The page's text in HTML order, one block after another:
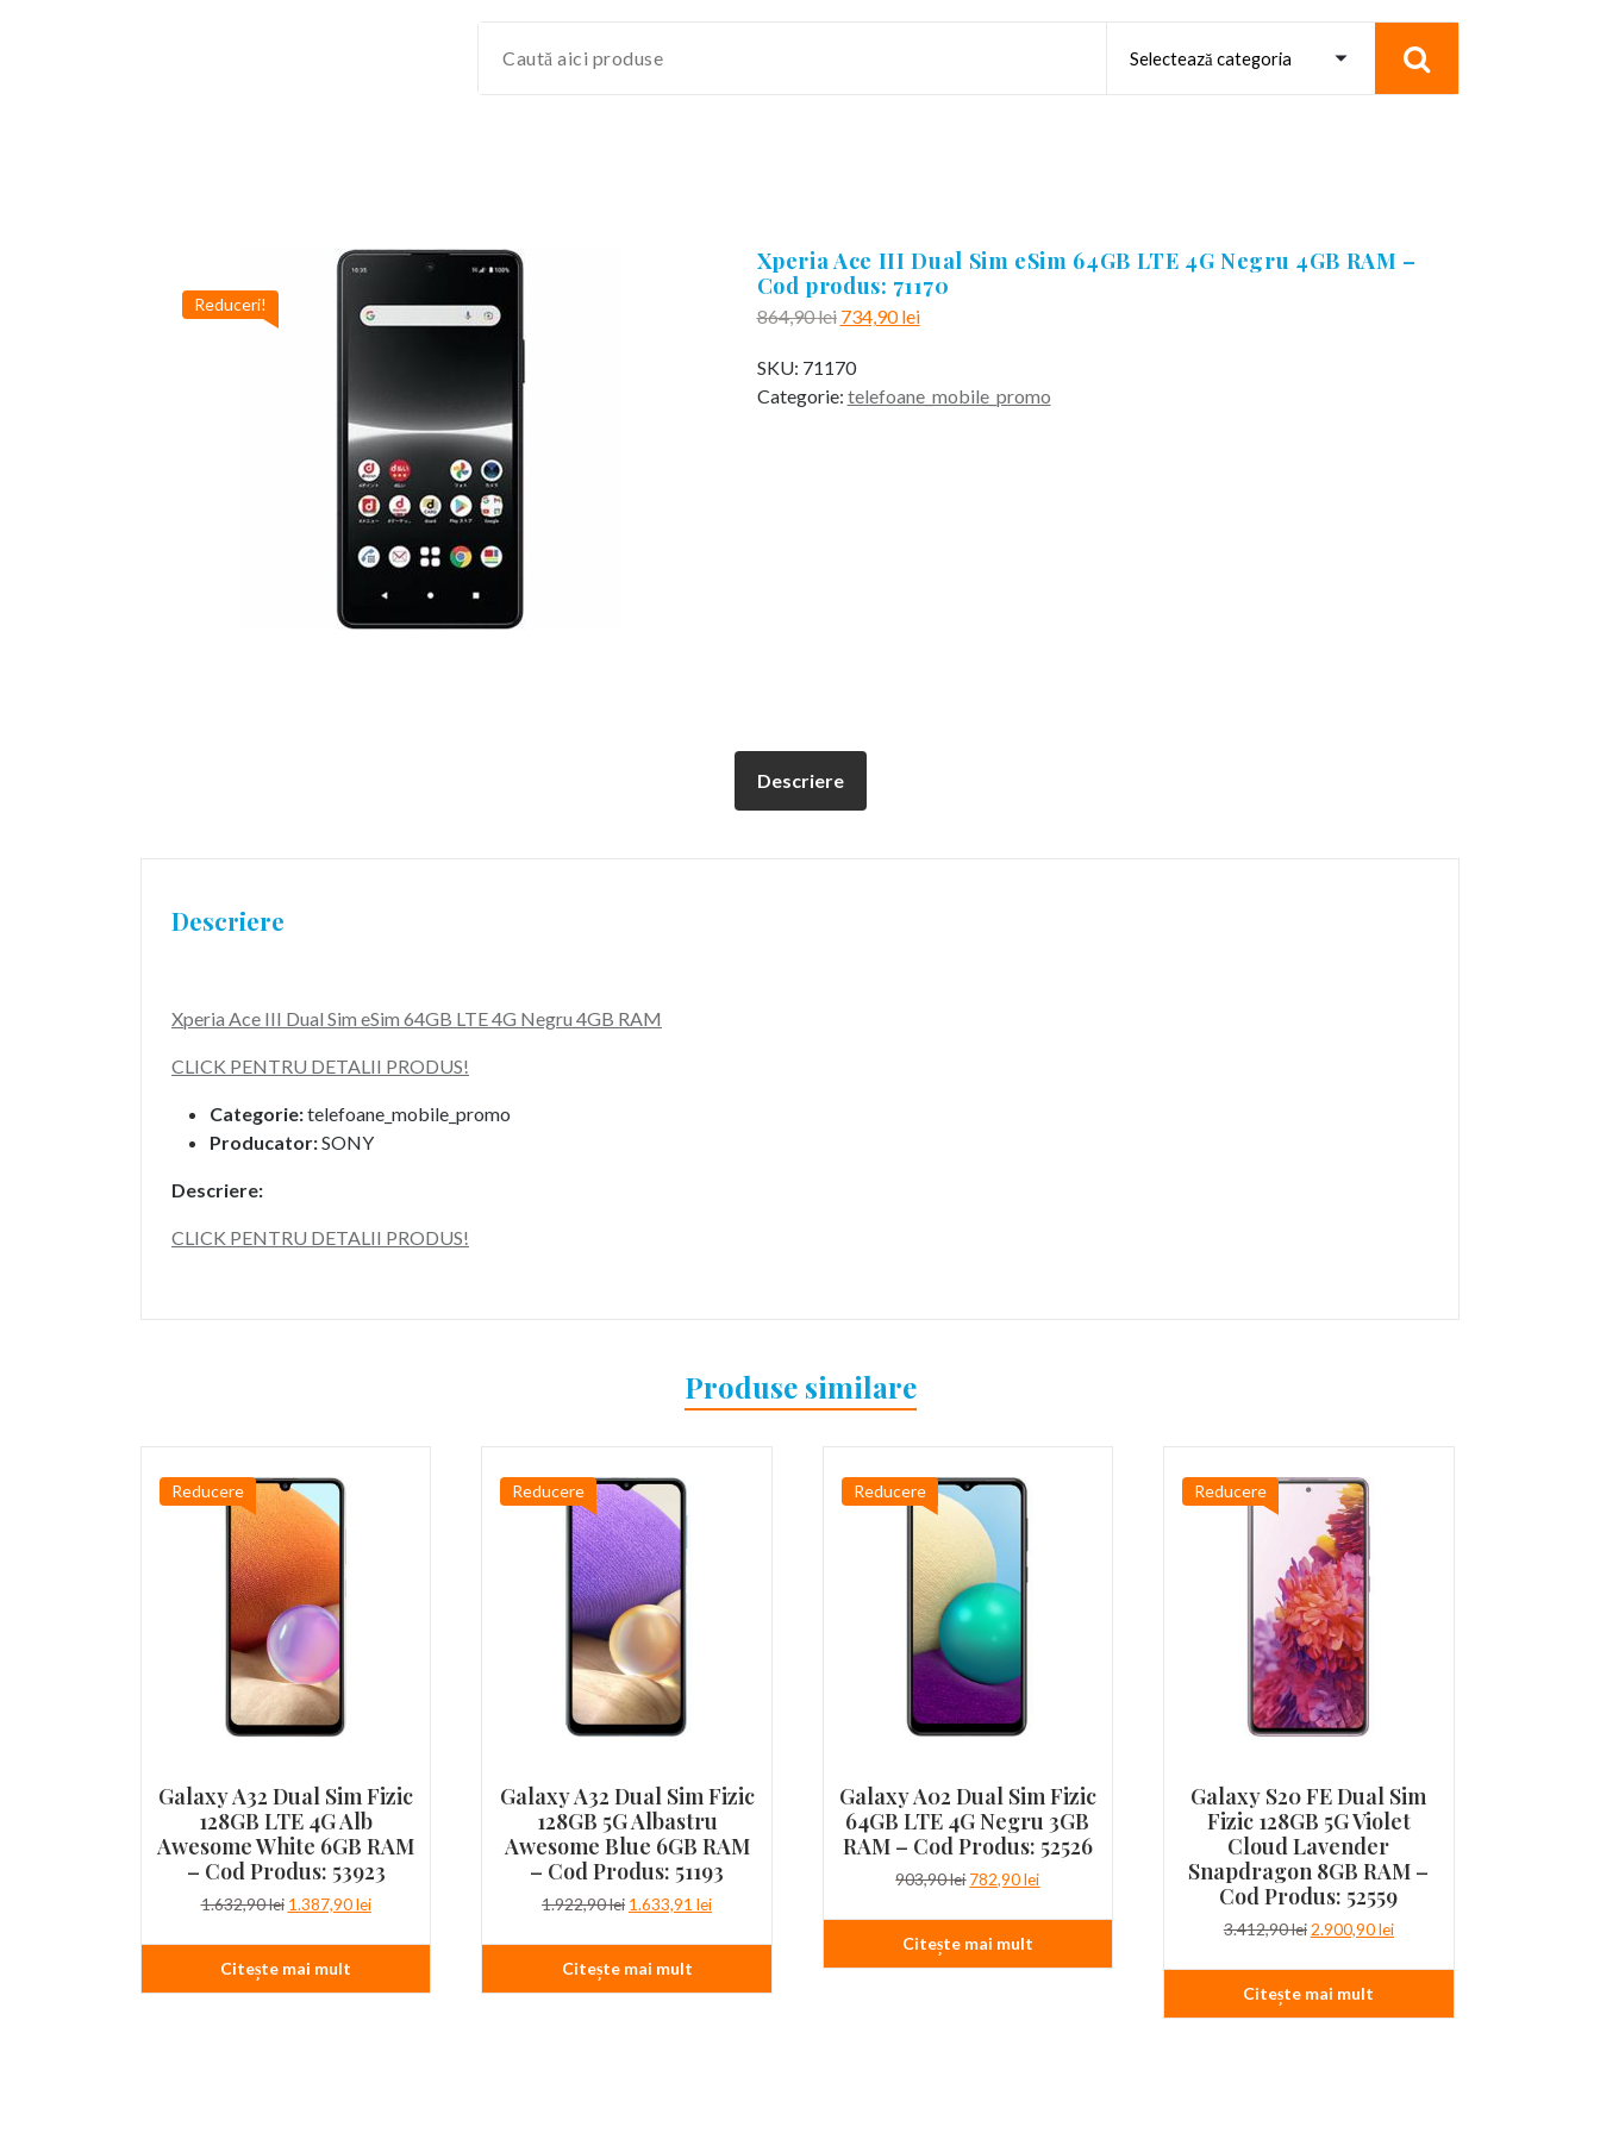
Reduceri!
Xperia Ace III Dual Sim eSim 64GB LTE 4G Negru 4GB RAM –
Cod produs: 71170
864,90lei Prețul
a
fost:
734,90leiPrețul
734,90 lei.
SKU: 71170
Categorie: telefoane_mobile_promo
Descriere
Descriere
Xperia Ace III Dual Sim eSim 64GB LTE 4G Negru 4GB RAM
CLICK PENTRU DETALII PRODUS!
Categorie:telefoane_mobile_promo
Producator:SONY
Descriere:
CLICK PENTRU DETALII PRODUS!
Produse similare
Reducere
Galaxy A32 Dual Sim Fizic
128GB LTE 4G Alb
Awesome White 6GB RAM
– Cod Produs: 53923
1.632,90lei Prețul
a
fost:
1.632,90 lei.
1.387,90leiPrețul
este:
Citește mai mult
Reducere
Galaxy A32 Dual Sim Fizic
128GB 5G Albastru
Awesome Blue 6GB RAM
– Cod Produs: 51193
1.922,90lei Prețul
a
fost:
1.922,90 lei.
1.633,91leiPrețul
este:
Citește mai mult
Reducere
Galaxy A02 Dual Sim Fizic
64GB LTE 4G Negru 3GB
RAM – Cod Produs: 52526
903,90lei Prețul
a
fost:
903,90 lei.
782,90leiPrețul
este:
Citește mai mult
Reducere
Galaxy S20 FE Dual Sim
Fizic 128GB 5G Violet
Cloud Lavender
Snapdragon 8GB RAM –
Cod Produs: 52559
3.412,90lei Prețul
a
fost:
3.412,90 lei.
2.900,90leiPrețul
este:
Citește mai mult